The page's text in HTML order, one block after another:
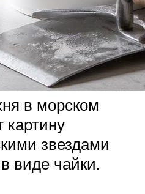
в морском
картину
звездами
виде чайки.